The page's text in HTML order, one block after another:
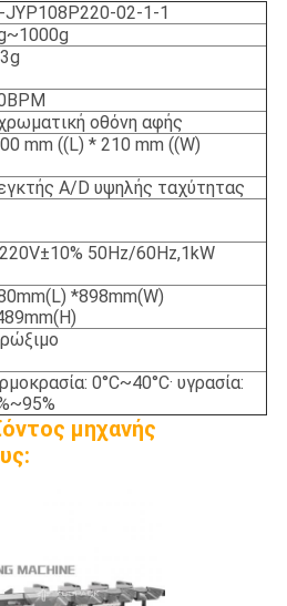
JYP108P220-02-1-1
οθόνη αφής
mm ((L) * 210 mm ((W)
A/D υψηλής ταχύτητας
50Hz/60Hz,1kW
*898mm(W)
0°C~40°C· υγρασία:
μηχανής